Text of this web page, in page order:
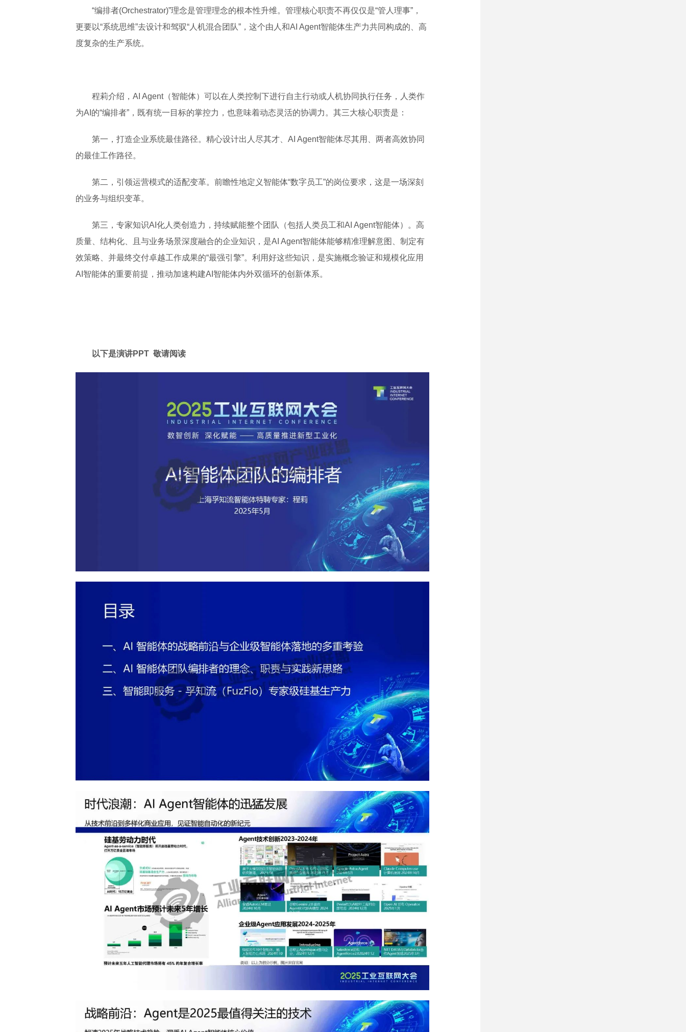
“编排者(Orchestrator)”理念是管理理念的根本性升维。管理核心职责不再仅仅是“管人理事”，
更要以“系统思维”去设计和驾驭“人机混合团队”，这个由人和AI Agent智能体生产力共同构成的、高
度复杂的生产系统。
程莉介绍，AI Agent（智能体）可以在人类控制下进行自主行动或人机协同执行任务，人类作
为AI的“编排者”，既有统一目标的掌控力，也意味着动态灵活的协调力。其三大核心职责是：
第一，打造企业系统最佳路径。精心设计出人尽其才、AI Agent智能体尽其用、两者高效协同
的最佳工作路径。
第二，引领运营模式的适配变革。前瞻性地定义智能体“数字员工”的岗位要求，这是一场深刻
的业务与组织变革。
第三，专家知识AI化人类创造力，持续赋能整个团队（包括人类员工和AI Agent智能体）。高
质量、结构化、且与业务场景深度融合的企业知识，是AI Agent智能体能够精准理解意图、制定有
效策略、并最终交付卓越工作成果的“最强引擎”。利用好这些知识，是实施概念验证和规模化应用
AI智能体的重要前提，推动加速构建AI智能体内外双循环的创新体系。
以下是演讲PPT 敬请阅读